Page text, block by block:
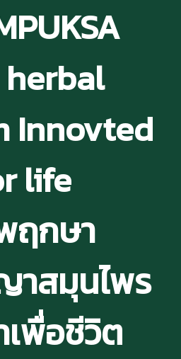
Innovted
life
ฤกษา
สมุนไพร
เพื่อชีวิต